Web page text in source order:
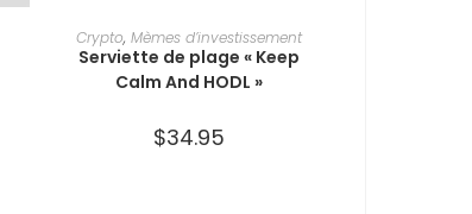
CHOIX DES OPTIONS
Crypto, Mèmes d’investissement
Serviette de plage « Keep
Calm And HODL »
$34.95